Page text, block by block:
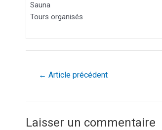
Sauna
Tours organisés
← Article précédent
Laisser un commentaire